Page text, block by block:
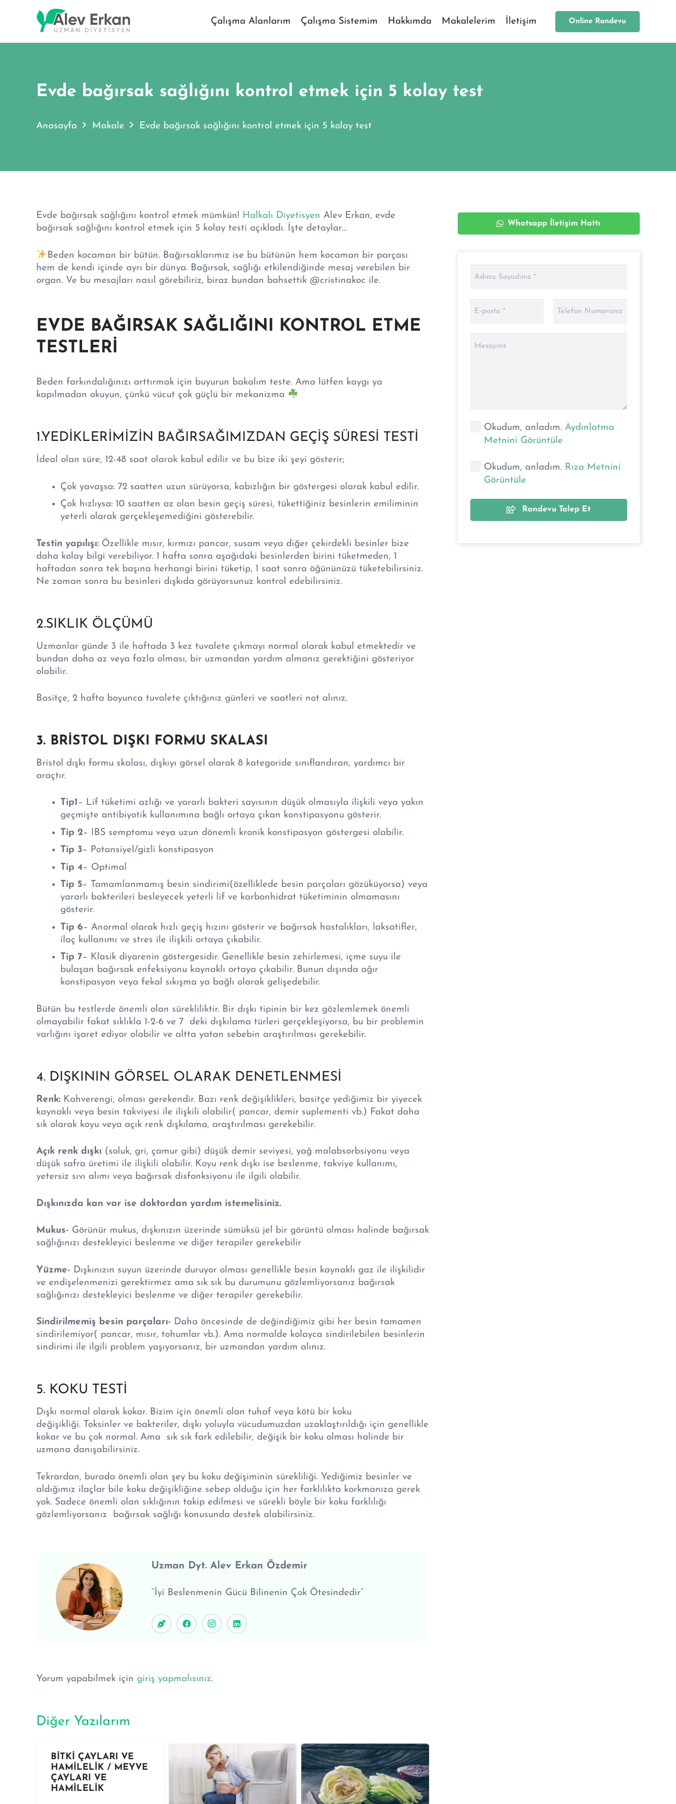
Çalışma Alanlarım Çalışma Sistemim Hakkımda Makalelerim İletişim Online Randevu
Evde bağırsak sağlığını kontrol etmek için 5 kolay test
Anasayfa Makale Evde bağırsak sağlığını kontrol etmek için 5 kolay test
Evde bağırsak sağlığını kontrol etmek mümkün! Halkalı Diyetisyen Alev Erkan, evde
bağırsak sağlığını kontrol etmek için 5 kolay testi açıkladı. İşte detaylar…
Beden kocaman bir bütün. Bağırsaklarımız ise bu bütünün hem kocaman bir parçası
hem de kendi içinde ayrı bir dünya. Bağırsak, sağlığı etkilendiğinde mesaj verebilen bir
organ. Ve bu mesajları nasıl görebiliriz, biraz bundan bahsettik @cristinakoc ile.
EVDE BAĞIRSAK SAĞLIĞINI KONTROL ETME
TESTLERİ
Beden farkındalığınızı arttırmak için buyurun bakalım teste. Ama lütfen kaygı ya
kapılmadan okuyun, çünkü vücut çok güçlü bir mekanizma
1.YEDİKLERİMİZİN BAĞIRSAĞIMIZDAN GEÇİŞ SÜRESİ TESTİ
İdeal olan süre, 12-48 saat olarak kabul edilir ve bu bize iki şeyi gösterir;
Çok yavaşsa: 72 saatten uzun sürüyorsa, kabızlığın bir göstergesi olarak kabul edilir.
Çok hızlıysa: 10 saatten az olan besin geçiş süresi, tükettiğiniz besinlerin emiliminin
yeterli olarak gerçekleşemediğini gösterebilir.
Testin yapılışı: Özellikle mısır, kırmızı pancar, susam veya diğer çekirdekli besinler bize
daha kolay bilgi verebiliyor. 1 hafta sonra aşağıdaki besinlerden birini tüketmeden, 1
haftadan sonra tek başına herhangi birini tüketip, 1 saat sonra öğününüzü tüketebilirsiniz.
Ne zaman sonra bu besinleri dışkıda görüyorsunuz kontrol edebilirsiniz.
2.SIKLIK ÖLÇÜMÜ
Uzmanlar günde 3 ile haftada 3 kez tuvalete çıkmayı normal olarak kabul etmektedir ve
bundan daha az veya fazla olması, bir uzmandan yardım almanız gerektiğini gösteriyor
olabilir.
Basitçe, 2 hafta boyunca tuvalete çıktığınız günleri ve saatleri not alınız.
3. BRİSTOL DIŞKI FORMU SKALASI
Bristol dışkı formu skalası, dışkıyı görsel olarak 8 kategoride sınıflandıran, yardımcı bir
araçtır.
Tip1 – Lif tüketimi azlığı ve yararlı bakteri sayısının düşük olmasıyla ilişkili veya yakın
geçmişte antibiyotik kullanımına bağlı ortaya çıkan konstipasyonu gösterir.
Tip 2– IBS semptomu veya uzun dönemli kronik konstipasyon göstergesi olabilir.
Tip 3– Potansiyel/gizli konstipasyon
Tip 4– Optimal
Tip 5– Tamamlanmamış besin sindirimi(özelliklede besin parçaları gözüküyorsa) veya
yararlı bakterileri besleyecek yeterli lif ve karbonhidrat tüketiminin olmamasını
gösterir.
Tip 6– Anormal olarak hızlı geçiş hızını gösterir ve bağırsak hastalıkları, laksatifler,
ilaç kullanımı ve stres ile ilişkili ortaya çıkabilir.
Tip 7– Klasik diyarenin göstergesidir. Genellikle besin zehirlemesi, içme suyu ile
bulaşan bağırsak enfeksiyonu kaynaklı ortaya çıkabilir. Bunun dışında ağır
konstipasyon veya fekal sıkışma ya bağlı olarak gelişedebilir.
Bütün bu testlerde önemli olan sürekliliktir. Bir dışkı tipinin bir kez gözlemlemek önemli
olmayabilir fakat sıklıkla 1-2-6 ve 7 deki dışkılama türleri gerçekleşiyorsa, bu bir problemin
varlığını işaret ediyor olabilir ve altta yatan sebebin araştırılması gerekebilir.
4. DIŞKININ GÖRSEL OLARAK DENETLENMESİ
Renk: Kahverengi, olması gerekendir. Bazı renk değişiklikleri, basitçe yediğimiz bir yiyecek
kaynaklı veya besin takviyesi ile ilişkili olabilir( pancar, demir suplementi vb.) Fakat daha
sık olarak koyu veya açık renk dışkılama, araştırılması gerekebilir.
Açık renk dışkı (soluk, gri, çamur gibi) düşük demir seviyesi, yağ malabsorbsiyonu veya
düşük safra üretimi ile ilişkili olabilir. Koyu renk dışkı ise beslenme, takviye kullanımı,
yetersiz sıvı alımı veya bağırsak disfonksiyonu ile ilgili olabilir.
Dışkınızda kan var ise doktordan yardım istemelisiniz.
Mukus- Görünür mukus, dışkınızın üzerinde sümüksü jel bir görüntü olması halinde bağırsak
sağlığınızı destekleyici beslenme ve diğer terapiler gerekebilir
Yüzme- Dışkınızın suyun üzerinde duruyor olması genellikle besin kaynaklı gaz ile ilişkilidir
ve endişelenmenizi gerektirmez ama sık sık bu durumunu gözlemliyorsanız bağırsak
sağlığınızı destekleyici beslenme ve diğer terapiler gerekebilir.
Sindirilmemiş besin parçaları- Daha öncesinde de değindiğimiz gibi her besin tamamen
sindirilemiyor( pancar, mısır, tohumlar vb.). Ama normalde kolayca sindirilebilen besinlerin
sindirimi ile ilgili problem yaşıyorsanız, bir uzmandan yardım alınız.
5. KOKU TESTİ
Dışkı normal olarak kokar. Bizim için önemli olan tuhaf veya kötü bir koku
değişikliği. Toksinler ve bakteriler, dışkı yoluyla vücudumuzdan uzaklaştırıldığı için genellikle
kokar ve bu çok normal. Ama sık sık fark edilebilir, değişik bir koku olması halinde bir
uzmana danışabilirsiniz.
Tekrardan, burada önemli olan şey bu koku değişiminin sürekliliği. Yediğimiz besinler ve
aldığımız ilaçlar bile koku değişikliğine sebep olduğu için her farklılıkta korkmanıza gerek
yok. Sadece önemli olan sıklığının takip edilmesi ve sürekli böyle bir koku farklılığı
gözlemliyorsanız bağırsak sağlığı konusunda destek alabilirsiniz.
Uzman Dyt. Alev Erkan Özdemir
“İyi Beslenmenin Gücü Bilinenin Çok Ötesindedir”
Yorum yapabilmek için giriş yapmalısınız.
Diğer Yazılarım
BİTKİ ÇAYLARI VE
HAMİLELİK / MEYVE
ÇAYLARI VE
HAMİLELİK
Whatsapp İletişim Hattı
Okudum, anladım.Aydınlatma
Metnini Görüntüle
Okudum, anladım. Rıza Metnini
Görüntüle
Randevu Talep Et